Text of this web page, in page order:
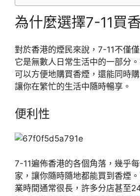
為什麼選擇7-11買
對於香港的煙民來說，7-11不僅
它是無數人日常生活中的一部分
可以方便地購買香煙，還能同時
讓你在繁忙的生活中隨時暢享。
便利性
7-11遍佈香港的各個角落，幾乎
家，讓你隨時隨地都能買到香煙
業時間通常很長，許多分店甚至